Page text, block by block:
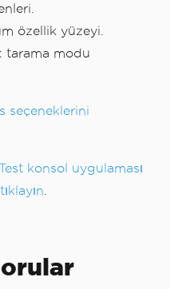
qr . Value, qr.Ur
özellik yüzeyi.
: tarama modu
seçeneklerini
konsol uygulaması